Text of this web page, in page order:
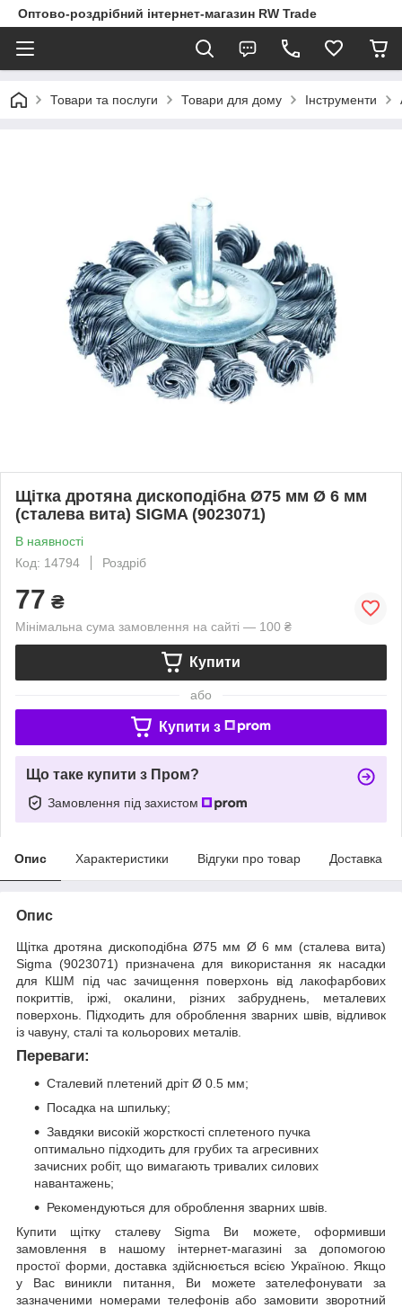
Оптово-роздрібний інтернет-магазин RW Trade
Товари та послуги Товари для дому Інструменти
Щітка дротяна дископодібна Ø75 мм Ø 6 мм
(сталева вита) SIGMA (9023071)
В наявності
Код: 14794
Роздріб
77 ₴
Мінімальна сума замовлення на сайті — 100 ₴
Купити
або
Купити з
Що таке купити з Пром?
Замовлення під захистом
Опис Характеристики Відгуки про товар Доставка
Опис
Щітка дротяна дископодібна Ø75 мм Ø 6 мм (сталева вита)
Sigma (9023071) призначена для використання як насадки
для КШМ під час зачищення поверхонь від лакофарбових
покриттів, іржі, окалини, різних забруднень, металевих
поверхонь. Підходить для оброблення зварних швів, відливок
із чавуну, сталі та кольорових металів.
Переваги:
Сталевий плетений дріт Ø 0.5 мм;
Посадка на шпильку;
Завдяки високій жорсткості сплетеного пучка
оптимально підходить для грубих та агресивних
зачисних робіт, що вимагають тривалих силових
навантажень;
Рекомендуються для оброблення зварних швів.
Купити щітку сталеву Sigma Ви можете, оформивши
замовлення в нашому інтернет-магазині за допомогою
простої форми, доставка здійснюється всією Україною. Якщо
у Вас виникли питання, Ви можете зателефонувати за
зазначеними номерами телефонів або замовити зворотний